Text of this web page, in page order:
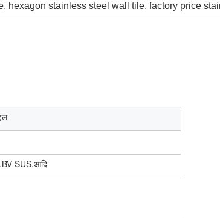
, hexagon stainless steel wall tile, factory price
SUS.आदि